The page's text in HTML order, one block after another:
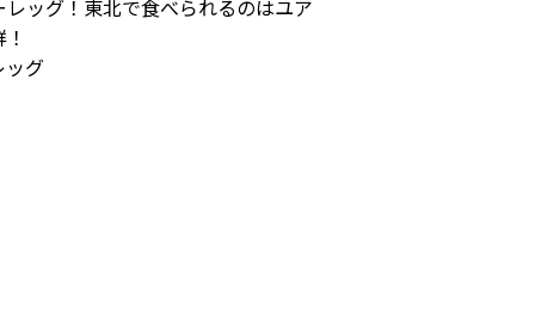
ッグ！東北で食べられるのはユア
ッグ